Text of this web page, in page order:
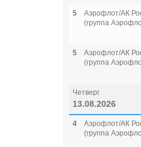
5
Аэрофлот/АК
(группа
5
Аэрофлот/АК
(группа
Четверг
13.08.2026
4
Аэрофлот/АК
(группа